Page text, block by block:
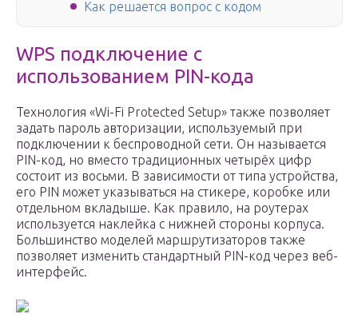
Как решается вопрос с кодом
WPS подключение с
использованием PIN-кода
Технология «Wi-Fi Protected Setup» также позволяет
задать пароль авторизации, используемый при
подключении к беспроводной сети. Он называется
PIN-код, но вместо традиционных четырёх цифр
состоит из восьми. В зависимости от типа устройства,
его PIN может указываться на стикере, коробке или
отдельном вкладыше. Как правило, на роутерах
используется наклейка с нижней стороны корпуса.
Большинство моделей маршрутизаторов также
позволяет изменить стандартный PIN-код через веб-
интерфейс.